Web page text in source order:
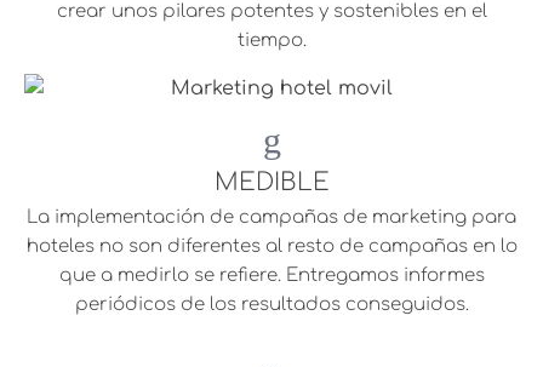
crear unos pilares potentes y sostenibles en el
tiempo.
MEDIBLE
La implementación de campañas de marketing para
hoteles no son diferentes al resto de campañas en lo
que a medirlo se refiere. Entregamos informes
periódicos de los resultados conseguidos.